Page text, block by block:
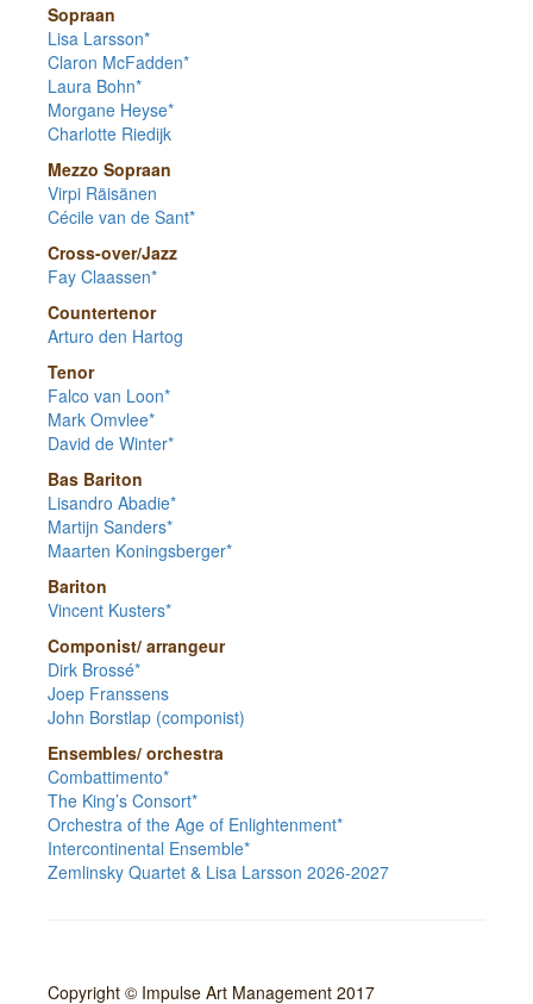
Sopraan
Lisa Larsson*
Claron McFadden*
Laura Bohn*
Morgane Heyse*
Charlotte Riedijk
Mezzo Sopraan
Virpi Räisänen
Cécile van de Sant*
Cross-over/Jazz
Fay Claassen*
Countertenor
Arturo den Hartog
Tenor
Falco van Loon*
Mark Omvlee*
David de Winter*
Bas Bariton
Lisandro Abadie*
Martijn Sanders*
Maarten Koningsberger*
Bariton
Vincent Kusters*
Componist/ arrangeur
Dirk Brossé*
Joep Franssens
John Borstlap (componist)
Ensembles/ orchestra
Combattimento*
The King’s Consort*
Orchestra of the Age of Enlightenment*
Intercontinental Ensemble*
Zemlinsky Quartet & Lisa Larsson 2026-2027
Copyright © Impulse Art Management 2017